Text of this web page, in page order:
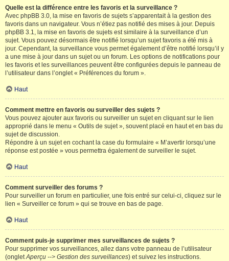
Quelle est la différence entre les favoris et la surveillance ?
Avec phpBB 3.0, la mise en favoris de sujets s’apparentait à la gestion des
favoris dans un navigateur. Vous n’étiez pas notifié des mises à jour. Depuis
phpBB 3.1, la mise en favoris de sujets est similaire à la surveillance d’un
sujet. Vous pouvez désormais être notifié lorsqu’un sujet favoris a été mis à
jour. Cependant, la surveillance vous permet également d’être notifié lorsqu’il y
a une mise à jour dans un sujet ou un forum. Les options de notifications pour
les favoris et les surveillances peuvent être configurées depuis le panneau de
l’utilisateur dans l’onglet « Préférences du forum ».
Haut
Comment mettre en favoris ou surveiller des sujets ?
Vous pouvez ajouter aux favoris ou surveiller un sujet en cliquant sur le lien
approprié dans le menu « Outils de sujet », souvent placé en haut et en bas du
sujet de discussion.
Répondre à un sujet en cochant la case du formulaire « M’avertir lorsqu’une
réponse est postée » vous permettra également de surveiller le sujet.
Haut
Comment surveiller des forums ?
Pour surveiller un forum en particulier, une fois entré sur celui-ci, cliquez sur le
lien « Surveiller ce forum » qui se trouve en bas de page.
Haut
Comment puis-je supprimer mes surveillances de sujets ?
Pour supprimer vos surveillances, allez dans votre panneau de l’utilisateur
(ongletAperçu --> Gestion des surveillances) et suivez les instructions.